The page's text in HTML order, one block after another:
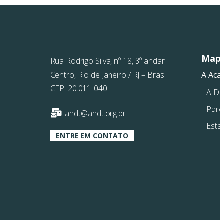
Rua Rodrigo Silva, nº 18, 3º andar
Centro, Rio de Janeiro / RJ – Brasil
CEP: 20.011-040
andt@andt.org.br
ENTRE EM CONTATO
A
A